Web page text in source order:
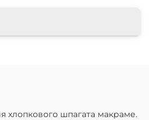
хлопкового шпагата макраме.